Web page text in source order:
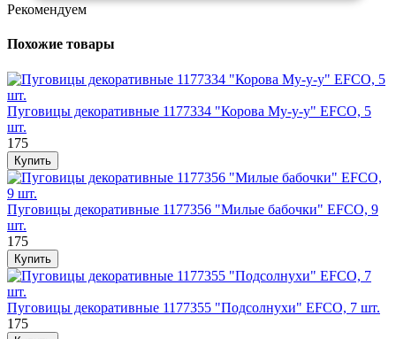
Рекомендуем
Похожие товары
Пуговицы декоративные 1177334 "Корова Му-у-у" EFCO, 5
шт.
175
Пуговицы декоративные 1177356 "Милые бабочки" EFCO, 9
шт.
175
Пуговицы декоративные 1177355 "Подсолнухи" EFCO, 7 шт.
175